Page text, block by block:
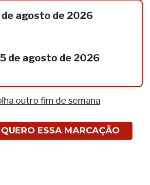
de agosto de 2026
de agosto de 2026
outro fim de semana
ESSA MARCAÇÃO